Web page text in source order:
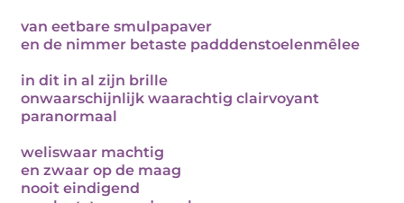
van eetbare smulpapaver
en de nimmer betaste padddenstoelenmêlee
in dit in al zijn brille
onwaarschijnlijk waarachtig clairvoyant
paranormaal
weliswaar machtig
en zwaar op de maag
nooit eindigend